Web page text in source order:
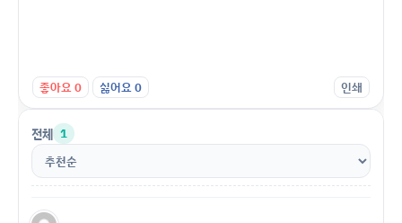
좋아요0 싫어요0 인쇄
전체 1